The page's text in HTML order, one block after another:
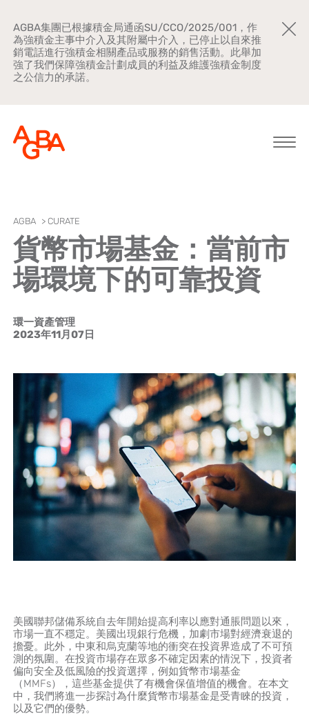
AGBA集團已根據積金局通函SU/CCO/2025/001，作
為強積金主事中介入及其附屬中介入，已停止以自來推
銷電話進行強積金相關產品或服務的銷售活動。此舉加
強了我們保障強積金計劃成員的利益及維護強積金制度
之公信力的承諾。
關於AGBA
新聞中心
品牌宣傳
AGBA > CURATE
貨幣市場基金：當前市
場環境下的可靠投資
環一資產管理
2023年11月07日
美國聯邦儲備系統自去年開始提高利率以應對通脹問題以來，
市場一直不穩定。美國出現銀行危機，加劇市場對經濟衰退的
擔憂。此外，中東和烏克蘭等地的衝突在投資界造成了不可預
測的氛圍。在投資市場存在眾多不確定因素的情況下，投資者
偏向安全及低風險的投資選擇，例如貨幣市場基金
（MMFs），這些基金提供了有機會保值增值的機會。在本文
中，我們將進一步探討為什麼貨幣市場基金是受青睞的投資，
以及它們的優勢。